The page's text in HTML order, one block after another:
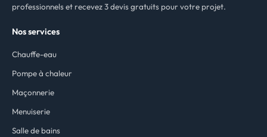
professionnels et recevez 3 devis gratuits pour votre projet.
Nos services
Chauffe-eau
Pompe à chaleur
Maçonnerie
Menuiserie
Salle de bains